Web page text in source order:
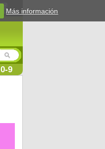
0-9
Más información